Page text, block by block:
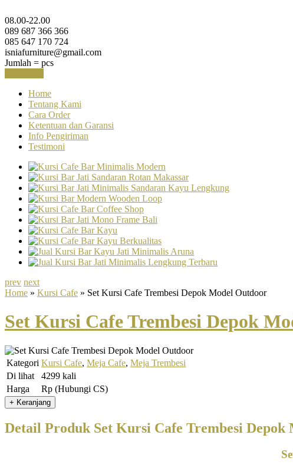
08.00-22.00
089 687 366 366
085 647 170 724
isniafurniture@gmail.com
Jumlah = pcs
Home
Tentang Kami
Cara Order
Ketentuan dan Garansi
Info Pengiriman
Testimoni
prev next
Home » Kursi Cafe » Set Kursi Cafe Trembesi Depok Model Outdoor
Set Kursi Cafe Trembesi Depok
Kategori Kursi Cafe, Meja Cafe, Meja Trembesi
Di lihat
4299 kali
Harga
Rp (Hubungi CS)
Detail Produk Set Kursi Cafe Trembesi Depok